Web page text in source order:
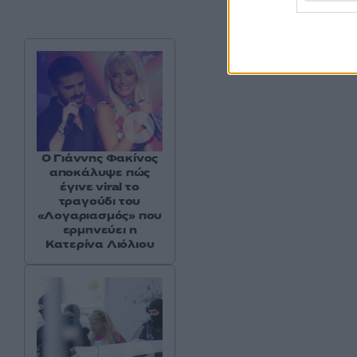
Ο Γιάννης Φακίνος
αποκάλυψε πώς
έγινε viral το
τραγούδι του
«Λογαριασμός» που
ερμηνεύει η
Κατερίνα Λιόλιου